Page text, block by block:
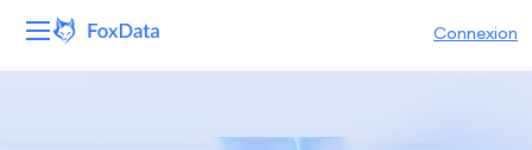
Connexion